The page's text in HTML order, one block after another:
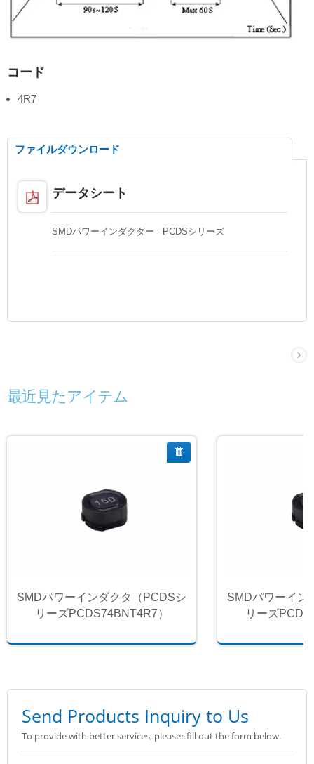
コード
4R7
ファイルダウンロード
データシート
SMDパワーインダクター - PCDSシリーズ
最近見たアイテム
SMDパワーインダクタ（PCDSシ
リーズPCDS74BNT4R7）
SMDパワーイン
リーズ